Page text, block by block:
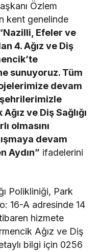
Özlem
kent genelinde
Efeler ve
4. Ağız ve Diş
sunuyoruz. Tüm
devam
ve Diş Sağlığı
olmasını
devam
Aydın” ifadelerini
Polikliniği, Park
16-A adresinde 14
hizmete
Ağız ve Diş
bilgi için 0256